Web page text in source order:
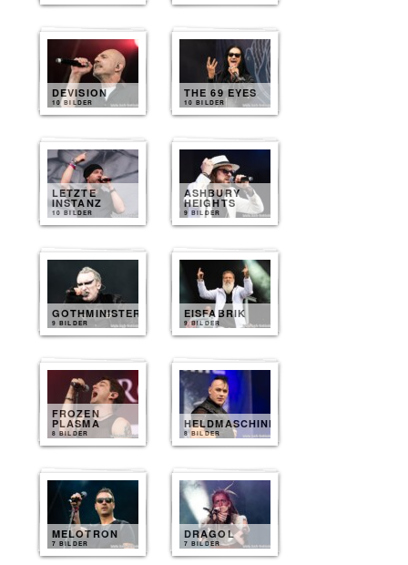
DEVISION
10 BILDER
THE 69 EYES
10 BILDER
LETZTE
INSTANZ
10 BILDER
ASHBURY
HEIGHTS
9 BILDER
GOTHMINISTER
9 BILDER
EISFABRIK
9 BILDER
FROZEN
PLASMA
8 BILDER
HELDMASCHINE
8 BILDER
MELOTRON
7 BILDER
DRAGOL
7 BILDER